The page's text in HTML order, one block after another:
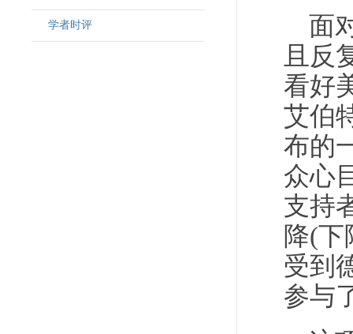
学者时评
面
且反
看好
艾伯
布的
众心
支持
降(
受到
参与